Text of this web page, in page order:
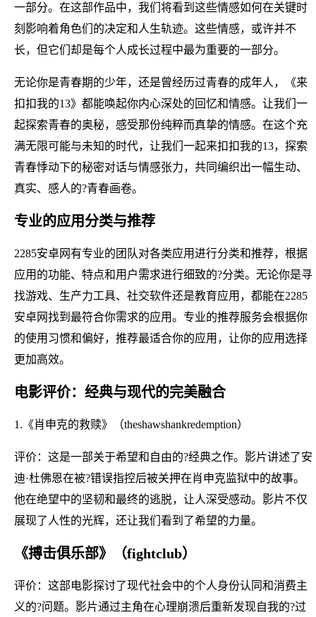
一部分。在这部作品中，我们将看到这些情感如何在关键时
刻影响着角色们的决定和人生轨迹。这些情感，或许并不
长，但它们却是每个人成长过程中最为重要的一部分。
无论你是青春期的少年，还是曾经历过青春的成年人，《来
扣扣我的13》都能唤起你内心深处的回忆和情感。让我们一
起探索青春的奥秘，感受那份纯粹而真挚的情感。在这个充
满无限可能与未知的时代，让我们一起来扣扣我的13，探索
青春悸动下的秘密对话与情感张力，共同编织出一幅生动、
真实、感人的?青春画卷。
专业的应用分类与推荐
2285安卓网有专业的团队对各类应用进行分类和推荐，根据
应用的功能、特点和用户需求进行细致的?分类。无论你是寻
找游戏、生产力工具、社交软件还是教育应用，都能在2285
安卓网找到最符合你需求的应用。专业的推荐服务会根据你
的使用习惯和偏好，推荐最适合你的应用，让你的应用选择
更加高效。
电影评价：经典与现代的完美融合
1.《肖申克的救赎》（theshawshankredemption）
评价：这是一部关于希望和自由的?经典之作。影片讲述了安
迪·杜佛恩在被?错误指控后被关押在肖申克监狱中的故事。
他在绝望中的坚韧和最终的逃脱，让人深受感动。影片不仅
展现了人性的光辉，还让我们看到了希望的力量。
《搏击俱乐部》（fightclub）
评价：这部电影探讨了现代社会中的个人身份认同和消费主
义的?问题。影片通过主角在心理崩溃后重新发现自我的?过